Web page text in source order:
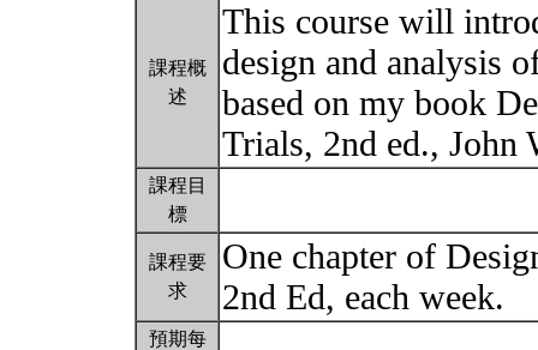
課程概
述
This course will
design and analysis
based on my book
Trials, 2nd ed., John
課程目
標
課程要
求
One chapter of
2nd Ed, each week.
預期每